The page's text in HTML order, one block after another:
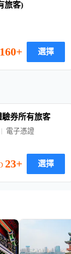
旅客)
160+ 選擇
券所有旅客
電子憑證
23+ 選擇